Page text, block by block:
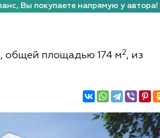
Вы покупаете напрямую у автора!
общей площадью 174 м2, из